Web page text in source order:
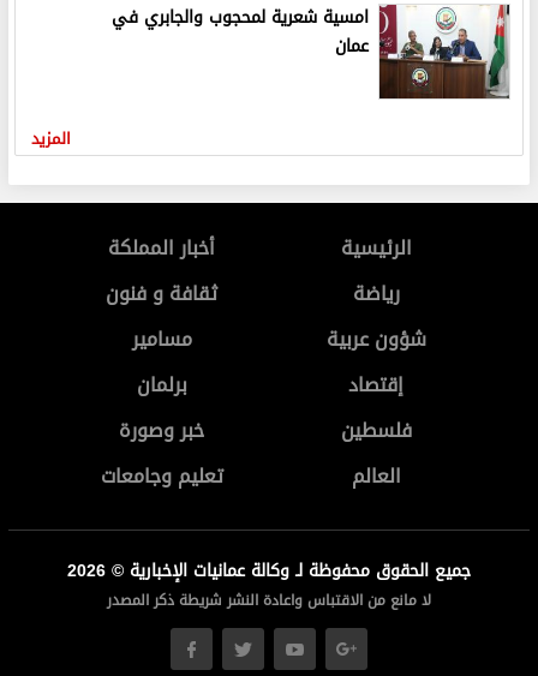
امسية شعرية لمحجوب والجابري في
عمان
المزيد
الرئيسية
أخبار المملكة
رياضة
ثقافة و فنون
شؤون عربية
مسامير
إقتصاد
برلمان
فلسطين
خبر وصورة
العالم
تعليم وجامعات
جميع الحقوق محفوظة لـ وكالة عمانيات الإخبارية © 2026
لا مانع من الاقتباس واعادة النشر شريطة ذكر المصدر